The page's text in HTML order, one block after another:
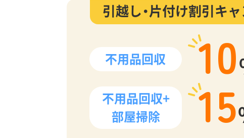
引越し・片付け割引キ
不用品回収 10
不用品回収+
部屋掃除
15